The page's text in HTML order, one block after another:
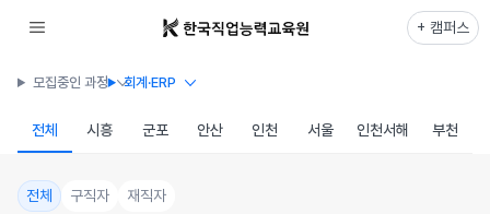
+ 캠퍼스
모집중인 과정 회계·ERP
전체 시흥 군포 안산 인천 서울 인천서해 부천
전체 구직자 재직자